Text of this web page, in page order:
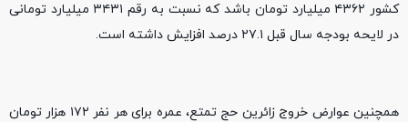
کشور ۴۳۶۲ میلیارد تومان باشد که نسبت به رقم ۳۴۳۱ میلیارد تومانی
در لایحه بودجه سال قبل ۲۷.۱ درصد افزایش داشته است.
همچنین عوارض خروج زائرین حج تمتع، عمره برای هر نفر ۱۷۲ هزار تومان